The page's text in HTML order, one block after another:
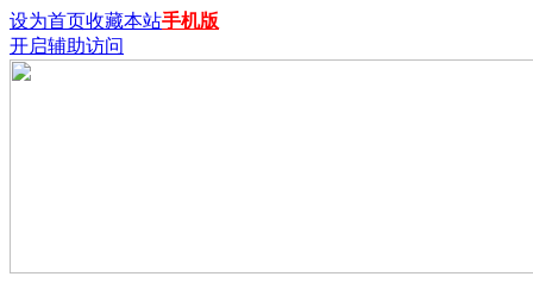
设为首页收藏本站手机版
开启辅助访问